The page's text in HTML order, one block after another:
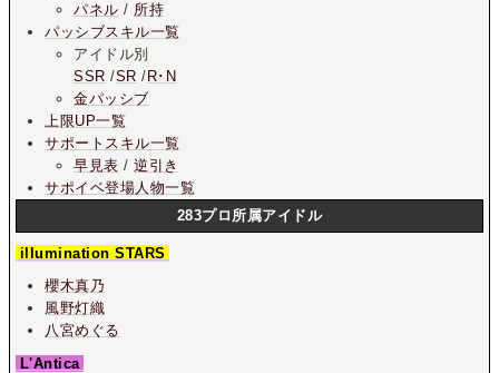
パネル / 所持
パッシブスキル一覧
アイドル別
SSR /SR / R･N
金パッシブ
上限UP一覧
サポートスキル一覧
早見表 /逆引き
サポイベ登場人物一覧
283プロ所属アイドル
illumination STARS
櫻木真乃
風野灯織
八宮めぐる
L'Antica